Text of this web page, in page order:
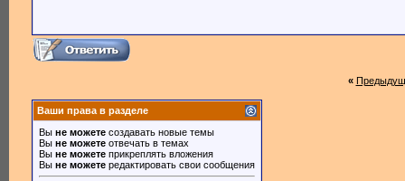
«
Ваши права в разделе
Вы не можете создавать новые темы
Вы не можете отвечать в темах
Вы не можете прикреплять вложения
Вы не можете редактировать свои сообщения